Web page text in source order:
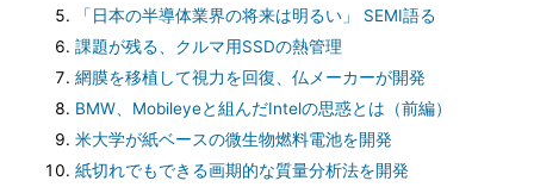
「日本の半導体業界の将来は明るい」 SEMI語る
課題が残る、クルマ用SSDの熱管理
網膜を移植して視力を回復、仏メーカーが開発
BMW、Mobileyeと組んだIntelの思惑とは（前編）
米大学が紙ベースの微生物燃料電池を開発
紙切れでもできる画期的な質量分析法を開発